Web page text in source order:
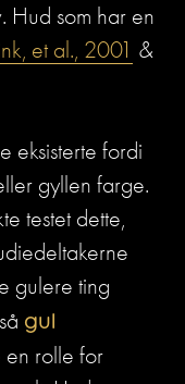
Hud som har en
et al., 2001
&
eksisterte fordi
gyllen farge.
testet dette,
gulere ting
gul
en rolle for